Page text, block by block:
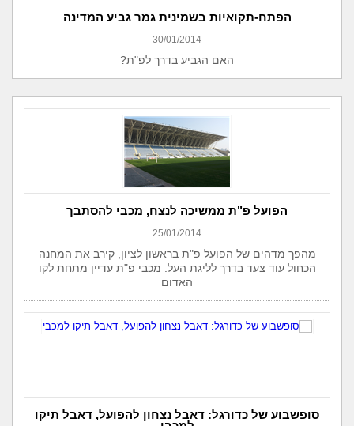
הפתח-תקואיות בשמינית גמר גביע המדינה
30/01/2014
האם הגביע בדרך לפ"ת?
הפועל פ"ת ממשיכה לנצח, מכבי להסתבך
25/01/2014
מהפך מדהים של הפועל פ"ת בראשון לציון, קירב את המחנה
הכחול עוד צעד בדרך לליגת העל. מכבי פ"ת עדיין מתחת לקו
האדום
סופשבוע של כדורגל: דאבל נצחון להפועל, דאבל תיקו